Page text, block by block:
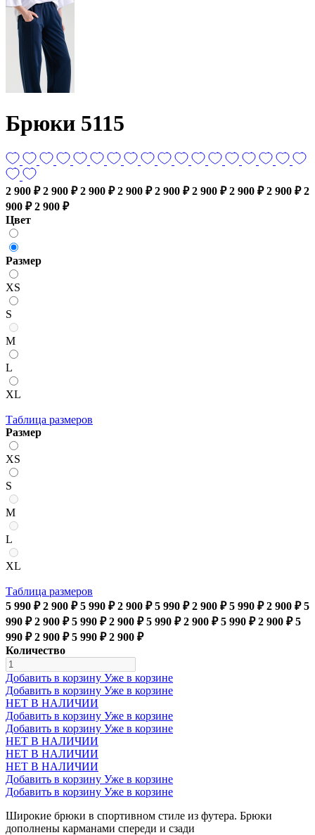
Брюки 5115
2 900 ₽ 2 900 ₽ 2 900 ₽ 2 900 ₽ 2 900 ₽ 2 900 ₽ 2 900 ₽ 2 900 ₽ 2
900 ₽ 2 900 ₽
Цвет
Размер
XS
S
M
L
XL
Таблица размеров
Размер
XS
S
M
L
XL
Таблица размеров
5 990 ₽ 2 900 ₽ 5 990 ₽ 2 900 ₽ 5 990 ₽ 2 900 ₽ 5 990 ₽ 2 900 ₽ 5
990 ₽ 2 900 ₽ 5 990 ₽ 2 900 ₽ 5 990 ₽ 2 900 ₽ 5 990 ₽ 2 900 ₽ 5
990 ₽ 2 900 ₽ 5 990 ₽ 2 900 ₽
Количество
Добавить в корзину Уже в корзине
Добавить в корзину Уже в корзине
НЕТ В НАЛИЧИИ
Добавить в корзину Уже в корзине
Добавить в корзину Уже в корзине
НЕТ В НАЛИЧИИ
НЕТ В НАЛИЧИИ
НЕТ В НАЛИЧИИ
Добавить в корзину Уже в корзине
Добавить в корзину Уже в корзине
Широкие брюки в спортивном стиле из футера. Брюки
дополнены карманами спереди и сзади